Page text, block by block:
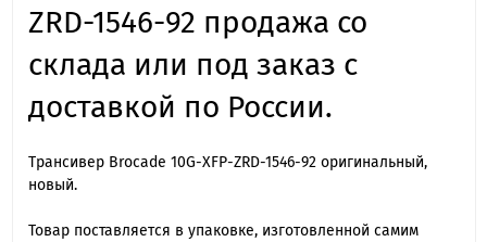
ZRD-1546-92 продажа со
склада или под заказ с
доставкой по России.
Трансивер Brocade 10G-XFP-ZRD-1546-92 оригинальный,
новый.
Товар поставляется в упаковке, изготовленной самим